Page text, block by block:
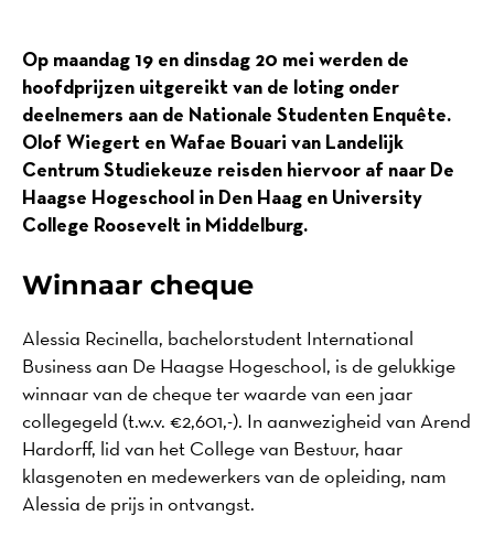
Op maandag 19 en dinsdag 20 mei werden de
hoofdprijzen uitgereikt van de loting onder
deelnemers aan de Nationale Studenten Enquête.
Olof Wiegert en Wafae Bouari van Landelijk
Centrum Studiekeuze reisden hiervoor af naar De
Haagse Hogeschool in Den Haag en University
College Roosevelt in Middelburg.
Winnaar cheque
Alessia Recinella, bachelorstudent International
Business aan De Haagse Hogeschool, is de gelukkige
winnaar van de cheque ter waarde van een jaar
collegegeld (t.w.v. €2,601,-). In aanwezigheid van Arend
Hardorff, lid van het College van Bestuur, haar
klasgenoten en medewerkers van de opleiding, nam
Alessia de prijs in ontvangst.